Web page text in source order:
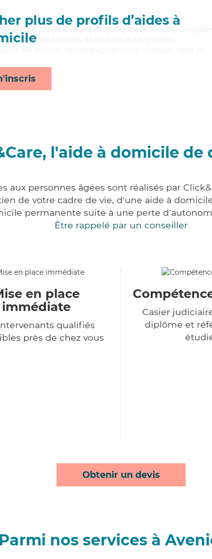
plus de profils d’aides à
Nicole a 23 ans d'expérience et possède un
bien les troubles de la vision et les troubles
l'aide à domicile de
aux personnes âgées sont réalisés par
de votre cadre de vie, d'une aide à
permanente suite à une perte
Être rappelé par un conseiller
en place
immédiate
qualifiés
près de chez vous
Casier
diplôme et
Obtenir un devis
Parmi nos services à